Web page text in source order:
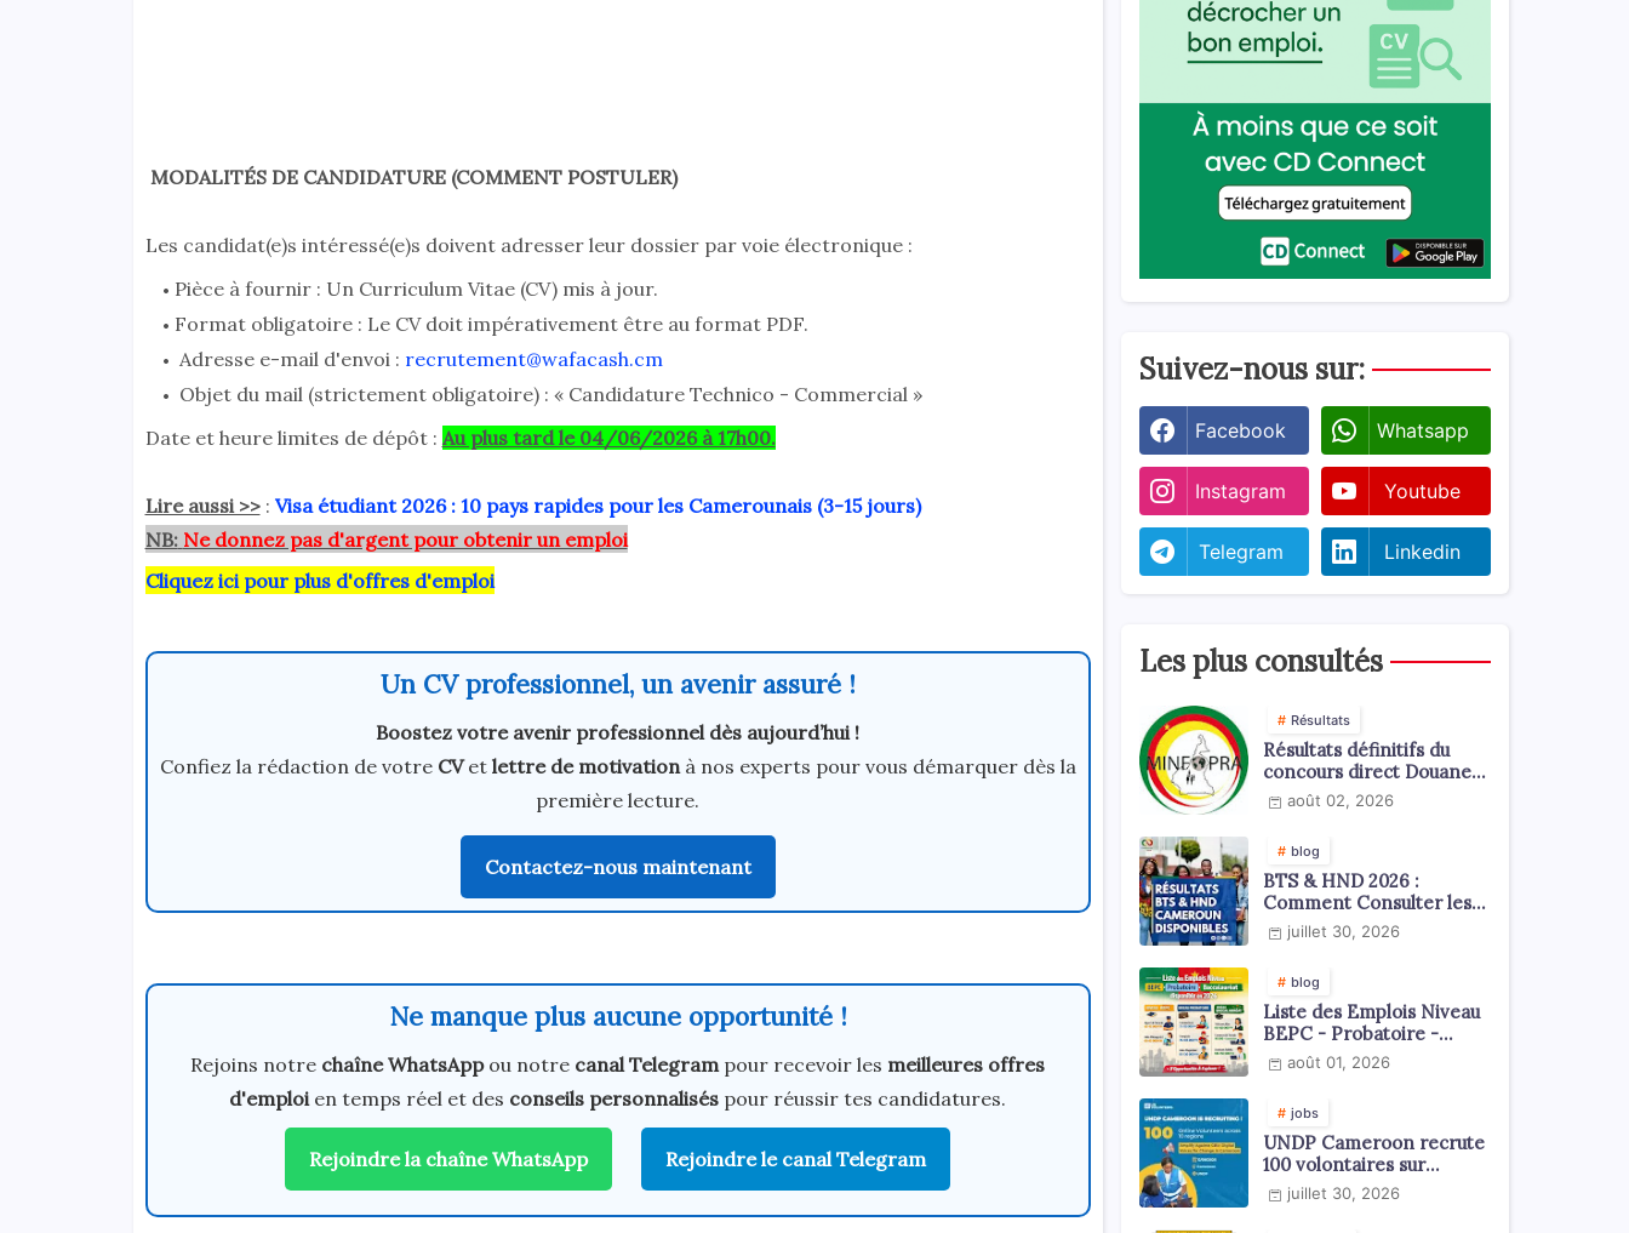
MODALITÉS DE CANDIDATURE (COMMENT POSTULER)
Les candidat(e)s intéressé(e)s doivent adresser leur dossier par voie électronique :
Pièce à fournir : Un Curriculum Vitae (CV) mis à jour.
Format obligatoire : Le CV doit impérativement être au format PDF.
Adresse e-mail d'envoi : recrutement@wafacash.cm
Objet du mail (strictement obligatoire) : « Candidature Technico - Commercial »
Date et heure limites de dépôt : Au plus tard le 04/06/2026 à 17h00.
Lire aussi >>: Visa étudiant 2026 : 10 pays rapides pour les Camerounais (3-15 jours)
NB: Ne donnez pas d'argent pour obtenir un emploi
Cliquez ici pour plus d'offres d'emploi
Un CV professionnel, un avenir assuré !
Boostez votre avenir professionnel dès aujourd’hui !
Confiez la rédaction de votre CVet lettre de motivationà nos experts pour vous démarquer dès la
première lecture.
Contactez-nous maintenant
Ne manque plus aucune opportunité !
Rejoins notre chaîne WhatsAppou notre canal Telegram pour recevoir les meilleures offres
d'emploi en temps réel et des conseils personnalisés pour réussir tes candidatures.
Rejoindre la chaîne WhatsApp Rejoindre le canal Telegram
Suivez-nous sur:
Facebook Whatsapp
Instagram Youtube
Telegram Linkedin
Les plus consultés
Résultats
Résultats définitifs du
concours direct Douanes
2026août 02, 2026
blog
BTS & HND 2026 :
Comment Consulter les
Résultats ?
juillet 30, 2026
blog
Liste des Emplois Niveau
BEPC - Probatoire -
Baccalauréat dispoblible
en 2026
août 01, 2026
jobs
UNDP Cameroon recrute
100 volontaires sur
l'échelle du territoire
national
juillet 30, 2026